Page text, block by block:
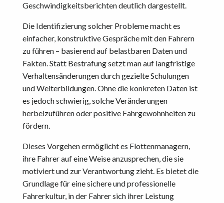
Geschwindigkeitsberichten deutlich dargestellt.
Die Identifizierung solcher Probleme macht es
einfacher, konstruktive Gespräche mit den Fahrern
zu führen – basierend auf belastbaren Daten und
Fakten. Statt Bestrafung setzt man auf langfristige
Verhaltensänderungen durch gezielte Schulungen
und Weiterbildungen. Ohne die konkreten Daten ist
es jedoch schwierig, solche Veränderungen
herbeizuführen oder positive Fahrgewohnheiten zu
fördern.
Dieses Vorgehen ermöglicht es Flottenmanagern,
ihre Fahrer auf eine Weise anzusprechen, die sie
motiviert und zur Verantwortung zieht. Es bietet die
Grundlage für eine sichere und professionelle
Fahrerkultur, in der Fahrer sich ihrer Leistung